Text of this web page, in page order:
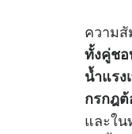
ความ
ทั้งคู่ชอ
น้ำแรง
กรกฎต้
และใ